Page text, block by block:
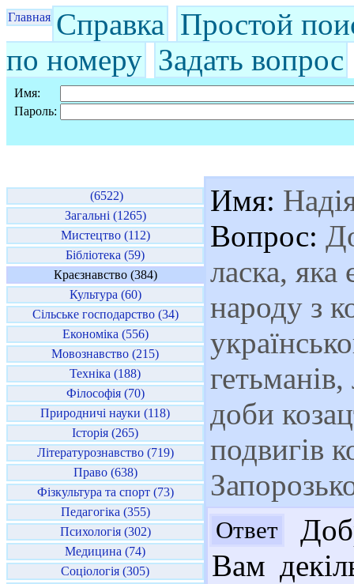
Главная Справка Простой
по номеру Задать вопрос
Имя:
Пароль:
(6522)
Загальні (1265)
Мистецтво (112)
Бібліотека (59)
Краєзнавство (384)
Культура (60)
Сільське господарство (34)
Економіка (556)
Мовознавство (215)
Техніка (188)
Філософія (70)
Природничі науки (118)
Історія (265)
Літературознавство (719)
Право (638)
Фізкультура та спорт (73)
Педагогіка (355)
Психологія (302)
Медицина (74)
Соціологія (305)
Имя:
Вопрос:
ласка, яка
народу з
доби
подвигів
Ответ
Вам